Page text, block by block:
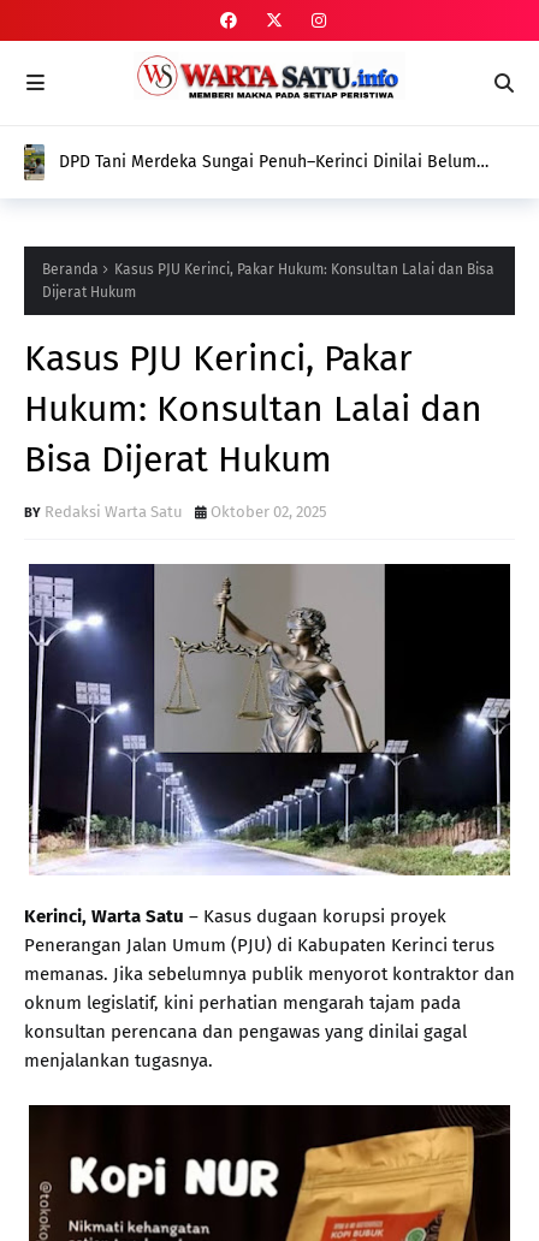
DPD Tani Merdeka Sungai Penuh–Kerinci Dinilai Belum
Aspirasi Petani
Beranda
Kasus PJU Kerinci, Pakar Hukum: Konsultan Lalai dan Bisa
Dijerat Hukum
Kasus PJU Kerinci, Pakar
Hukum: Konsultan Lalai dan
Bisa Dijerat Hukum
Redaksi Warta Satu Oktober 02, 2025
Kerinci, Warta Satu – Kasus dugaan korupsi proyek
Penerangan Jalan Umum (PJU) di Kabupaten Kerinci terus
memanas. Jika sebelumnya publik menyorot kontraktor dan
oknum legislatif, kini perhatian mengarah tajam pada
konsultan perencana dan pengawas yang dinilai gagal
menjalankan tugasnya.